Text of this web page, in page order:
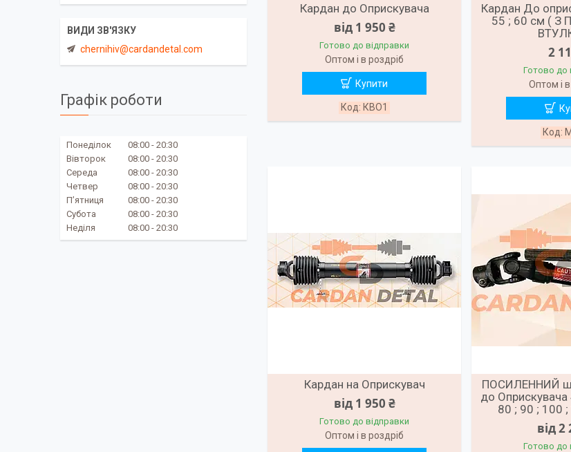
Кардан до Оприскувача
від 1 950 ₴
Готово до відправки
Оптом і в роздріб
Купити
КВО1
Кардан До
55 ; 60 см (
2
Готово до
Оптом і
Кардан на Оприскувач
від 1 950 ₴
Готово до відправки
Оптом і в роздріб
ПОСИЛЕННИЙ
до Оприскувача
80 ; 90 ; 100
від 2
Готово до
chernihiv@cardandetal.com
Графік роботи
Понеділок 08:00
20:30
Вівторок
08:00
20:30
Середа
08:00
20:30
Четвер
08:00
20:30
Пʼятниця
08:00
20:30
Субота
08:00
20:30
Неділя
08:00 20:30